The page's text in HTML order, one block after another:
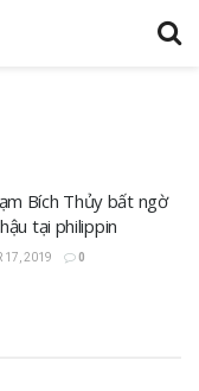
Bích Thủy bất ngờ
tại philippin
17, 2019 0